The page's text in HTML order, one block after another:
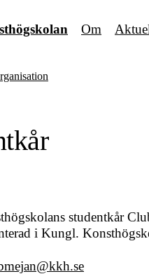
Om
studentkår
i Kungl.